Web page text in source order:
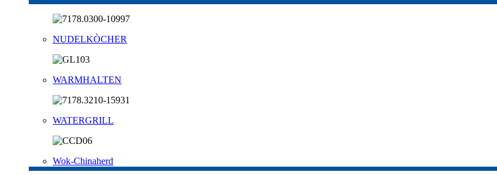
NUDELKÒCHER
WARMHALTEN
WATERGRILL
Wok-Chinaherd